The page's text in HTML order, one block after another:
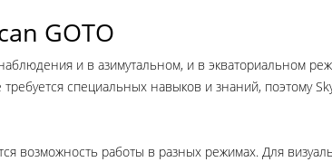
GOTO
и в азимутальном, и в экваториальном
специальных навыков и знаний, поэтому
возможность работы в разных режимах. Для